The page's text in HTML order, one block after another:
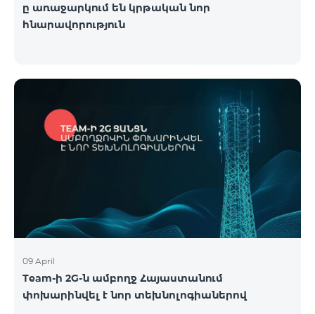
ը առաջարկում են կրթական նոր
հնարավորություն
09 April
Team-ի 2G-ն ամբողջ Հայաստանում
փոխարինվել է նոր տեխնոլոգիաներով